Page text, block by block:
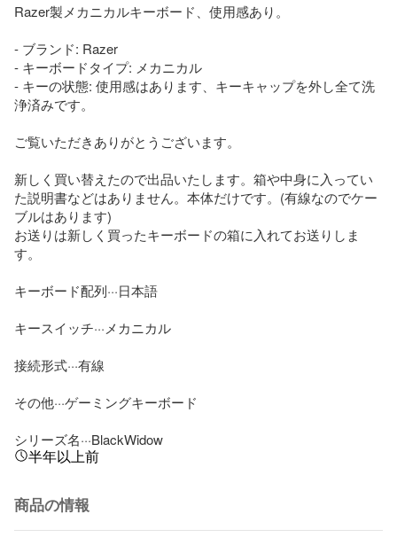
Razer製メカニカルキーボード、使用感あり。
- ブランド: Razer
- キーボードタイプ: メカニカル
- キーの状態: 使用感はあります、キーキャップを外し全て洗
浄済みです。
ご覧いただきありがとうございます。
新しく買い替えたので出品いたします。箱や中身に入ってい
た説明書などはありません。本体だけです。(有線なのでケー
ブルはあります)
お送りは新しく買ったキーボードの箱に入れてお送りしま
す。
キーボード配列···日本語
キースイッチ···メカニカル
接続形式···有線
その他···ゲーミングキーボード
シリーズ名···BlackWidow
半年以上前
商品の情報